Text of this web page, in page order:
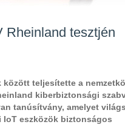
Rheinland tesztjén
között teljesítette a
kiberbiztonsági
tanúsítvány, amelyet
eszközök biztonságos